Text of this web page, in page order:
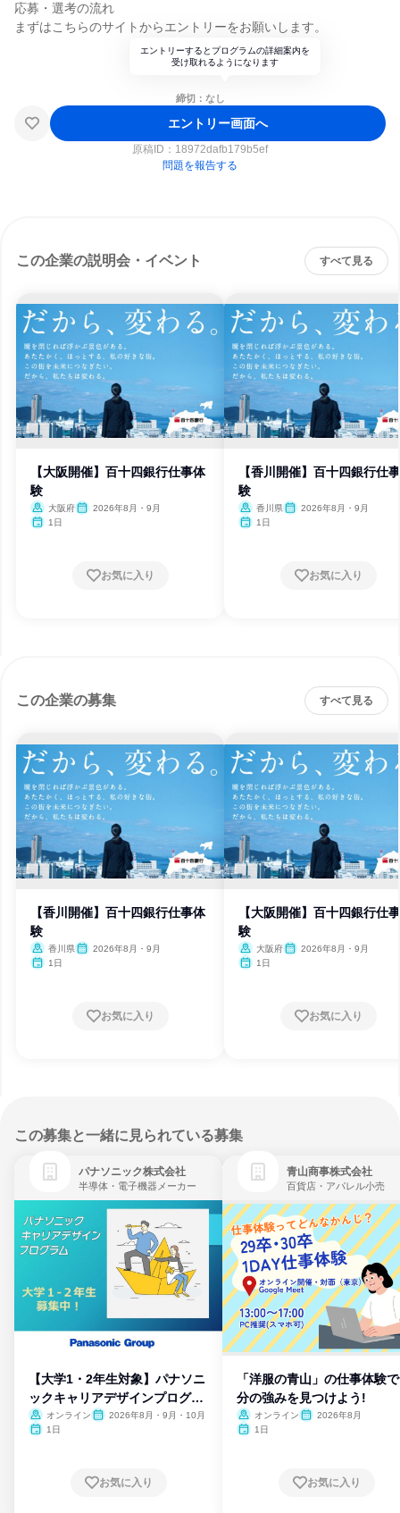
応募・選考の流れ
まずはこちらのサイトからエントリーをお願いします。
エントリーするとプログラムの詳細案内を
受け取れるようになります
締切：なし
エントリー画面へ
原稿ID： 18972dafb179b5ef
問題を報告する
この企業の説明会・イベント すべて見る
【大阪開催】百十四銀行仕事体
験
大阪府
2026年8月・9月
1日
お気に入り
【香川開催】百十四銀行仕
験
香川県
2026年8月・9月
1日
お気に入り
この企業の募集 すべて見る
【香川開催】百十四銀行仕事体
験
香川県
2026年8月・9月
1日
お気に入り
【大阪開催】百十四銀行仕
験
大阪府
2026年8月・9月
1日
お気に入り
この募集と一緒に見られている募集
パナソニック株式会社
半導体・電子機器メーカー
【大学1・2年生対象】パナソニ
ックキャリアデザインプログラ
ム
オンライン
2026年8月・9月・10月
1日
お気に入り
青山商事株式会社
百貨店・アパレル小売
「洋服の青山」の仕事体験
分の強みを見つけよう!
オンライン
2026年8月
1日
お気に入り